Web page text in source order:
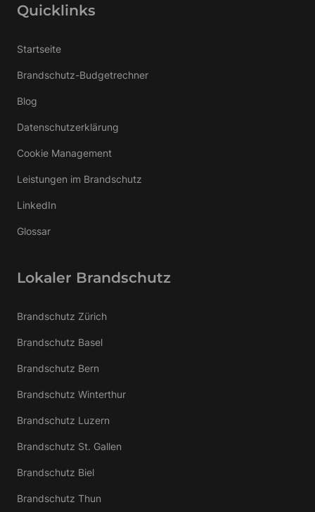
Quicklinks
Startseite
Brandschutz-Budgetrechner
Blog
Datenschutzerklärung
Cookie Management
Leistungen im Brandschutz
LinkedIn
Glossar
Lokaler Brandschutz
Brandschutz Zürich
Brandschutz Basel
Brandschutz Bern
Brandschutz Winterthur
Brandschutz Luzern
Brandschutz St. Gallen
Brandschutz Biel
Brandschutz Thun